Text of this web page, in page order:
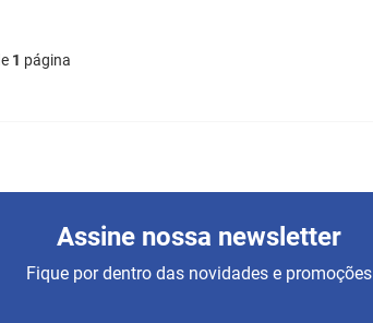
1 página
Assine nossa newsletter
Fique por dentro das novidades e promoções